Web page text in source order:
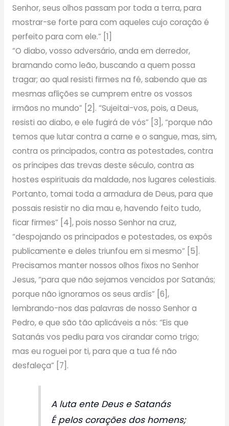
Senhor, seus olhos passam por toda a terra, para
mostrar-se forte para com aqueles cujo coração é
perfeito para com ele.” [1]
“O diabo, vosso adversário, anda em derredor,
bramando como leão, buscando a quem possa
tragar; ao qual resisti firmes na fé, sabendo que as
mesmas aflições se cumprem entre os vossos
irmãos no mundo” [2]. “Sujeitai-vos, pois, a Deus,
resisti ao diabo, e ele fugirá de vós” [3], “porque não
temos que lutar contra a carne e o sangue, mas, sim,
contra os principados, contra as potestades, contra
os príncipes das trevas deste século, contra as
hostes espirituais da maldade, nos lugares celestiais.
Portanto, tomai toda a armadura de Deus, para que
possais resistir no dia mau e, havendo feito tudo,
ficar firmes” [4], pois nosso Senhor na cruz,
“despojando os principados e potestades, os expôs
publicamente e deles triunfou em si mesmo” [5].
Precisamos manter nossos olhos fixos no Senhor
Jesus, “para que não sejamos vencidos por Satanás;
porque não ignoramos os seus ardís” [6],
lembrando-nos das palavras de nosso Senhor a
Pedro, e que são tão aplicáveis a nós: “Eis que
Satanás vos pediu para vos cirandar como trigo;
mas eu roguei por ti, para que a tua fé não
desfaleça” [7].
A luta ente Deus e Satanás
É pelos corações dos homens;